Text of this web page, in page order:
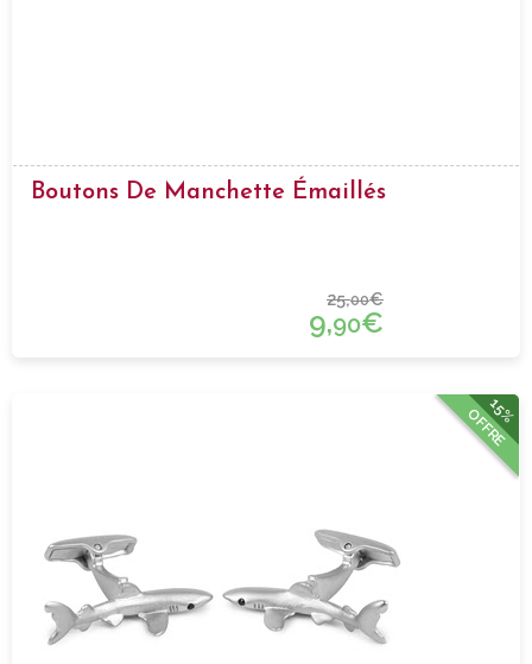
Boutons De Manchette Émaillés
25,00€
9,90€
15%
OFFRE